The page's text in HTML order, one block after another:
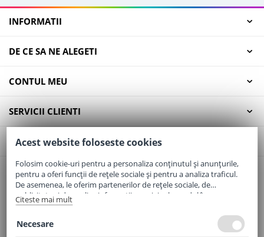
INFORMATII
DE CE SA NE ALEGETI
CONTUL MEU
SERVICII CLIENTI
CONTACT
Email:office@elaptepraf.ro
Telefon:0745-964-449
Adresa:Sos. Borsului, Nr. 20, Oradea, Jud. Bihor
Acest website foloseste cookies
Folosim cookie-uri pentru a personaliza conținutul și anunțurile,
pentru a oferi funcții de rețele sociale și pentru a analiza traficul.
De asemenea, le oferim partenerilor de rețele sociale, de
publicitate și de analize informații cu privire la modul în care
folosiți site-ul nostru. Aceștia le pot combina cu alte informații
Citeste mai mult
Necesare